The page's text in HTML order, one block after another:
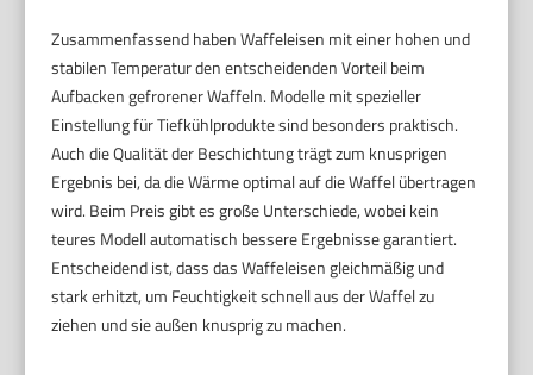
Zusammenfassend haben Waffeleisen mit einer hohen und
stabilen Temperatur den entscheidenden Vorteil beim
Aufbacken gefrorener Waffeln. Modelle mit spezieller
Einstellung für Tiefkühlprodukte sind besonders praktisch.
Auch die Qualität der Beschichtung trägt zum knusprigen
Ergebnis bei, da die Wärme optimal auf die Waffel übertragen
wird. Beim Preis gibt es große Unterschiede, wobei kein
teures Modell automatisch bessere Ergebnisse garantiert.
Entscheidend ist, dass das Waffeleisen gleichmäßig und
stark erhitzt, um Feuchtigkeit schnell aus der Waffel zu
ziehen und sie außen knusprig zu machen.